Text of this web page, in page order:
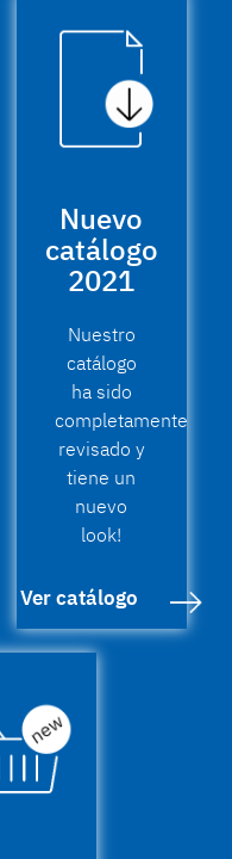
Nuevo
catálogo
2021
Nuestro
catálogo
ha sido
completamente
revisado y
tiene un
nuevo
look!
Ver catálogo